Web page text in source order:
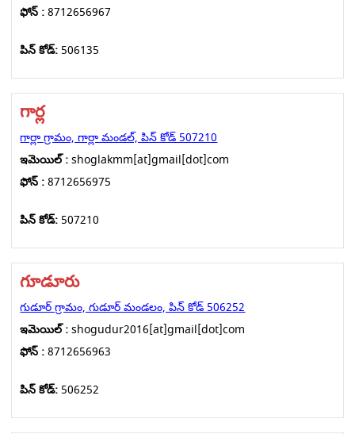
ఫోన్ :8712656967
పిన్ కోడ్: 506135
గార్ల
గార్లా గ్రామం, గార్లా మండల్, పిన్ కోడ్ 507210
ఇమెయిల్ :shoglakmm[at]gmail[dot]com
ఫోన్ :8712656975
పిన్ కోడ్: 507210
గూడూరు
గుడూర్ గ్రామం, గుడూర్ మండలం, పిన్ కోడ్ 506252
ఇమెయిల్ :shogudur2016[at]gmail[dot]com
ఫోన్ :8712656963
పిన్ కోడ్: 506252